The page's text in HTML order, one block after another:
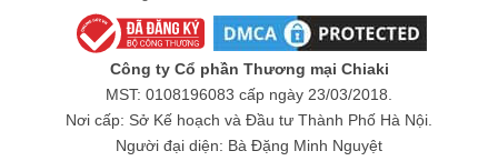
Công ty Cổ phần Thương mại Chiaki
MST: 0108196083 cấp ngày 23/03/2018.
Nơi cấp: Sở Kế hoạch và Đầu tư Thành Phố Hà Nội.
Người đại diện: Bà Đặng Minh Nguyệt